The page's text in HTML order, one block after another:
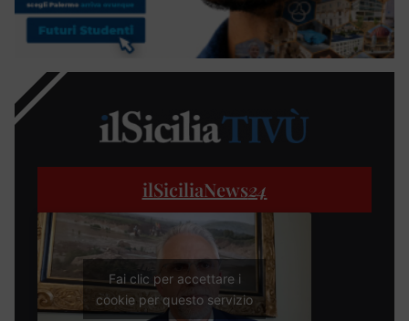
ilSiciliaNews24
Fai clic per accettare i
cookie per questo servizio